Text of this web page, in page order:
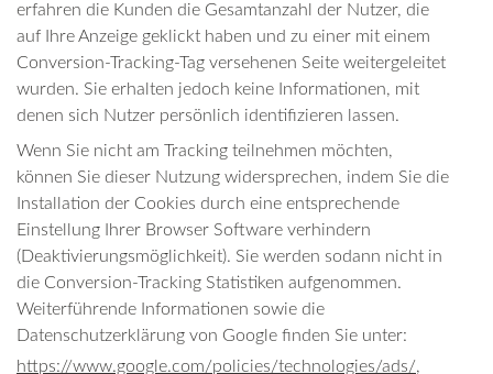
erfahren die Kunden die Gesamtanzahl der Nutzer, die
auf Ihre Anzeige geklickt haben und zu einer mit einem
Conversion-Tracking-Tag versehenen Seite weitergeleitet
wurden. Sie erhalten jedoch keine Informationen, mit
denen sich Nutzer persönlich identifizieren lassen.
Wenn Sie nicht am Tracking teilnehmen möchten,
können Sie dieser Nutzung widersprechen, indem Sie die
Installation der Cookies durch eine entsprechende
Einstellung Ihrer Browser Software verhindern
(Deaktivierungsmöglichkeit). Sie werden sodann nicht in
die Conversion-Tracking Statistiken aufgenommen.
Weiterführende Informationen sowie die
Datenschutzerklärung von Google finden Sie unter:
https://www.google.com/policies/technologies/ads/,